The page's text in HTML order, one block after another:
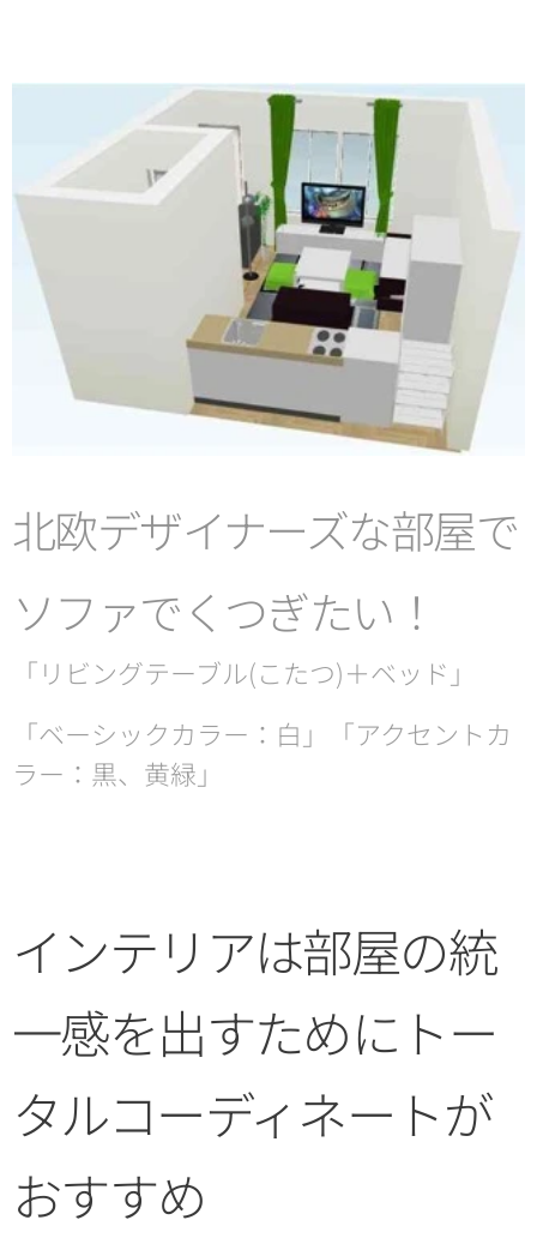
北欧デザイナーズな部屋で
ソファでくつぎたい！
「リビングテーブル(こたつ)＋ベッド」
「ベーシックカラー：白」「アクセントカ
ラー：黒、黄緑」
インテリアは部屋の統
一感を出すためにトー
タルコーディネートが
おすすめ